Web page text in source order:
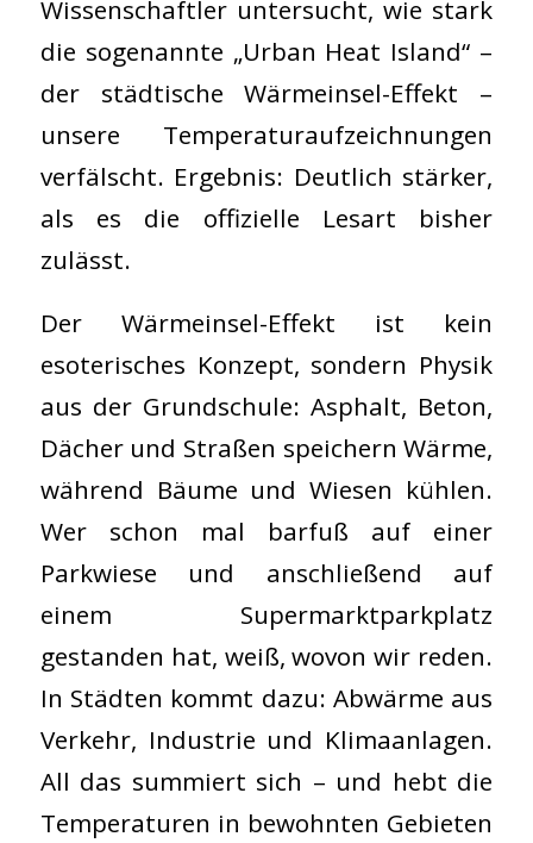
Wissenschaftler untersucht, wie stark
die sogenannte „Urban Heat Island“ –
der städtische Wärmeinsel-Effekt –
unsere Temperaturaufzeichnungen
verfälscht. Ergebnis: Deutlich stärker,
als es die offizielle Lesart bisher
zulässt.
Der Wärmeinsel-Effekt ist kein
esoterisches Konzept, sondern Physik
aus der Grundschule: Asphalt, Beton,
Dächer und Straßen speichern Wärme,
während Bäume und Wiesen kühlen.
Wer schon mal barfuß auf einer
Parkwiese und anschließend auf
einem Supermarktparkplatz
gestanden hat, weiß, wovon wir reden.
In Städten kommt dazu: Abwärme aus
Verkehr, Industrie und Klimaanlagen.
All das summiert sich – und hebt die
Temperaturen in bewohnten Gebieten